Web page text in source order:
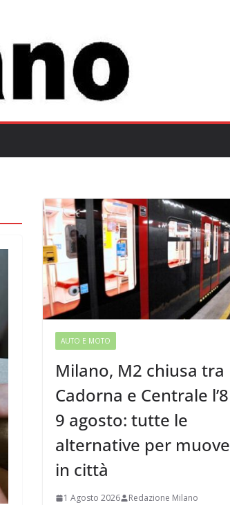
AUTO E MOTO
Milano, M2 chiusa tra
Cadorna e Centrale
9 agosto: tutte le
alternative per
in città
1 Agosto 2026 Redazione Milano